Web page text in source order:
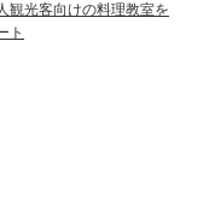
観光客向けの料理教室を
ト